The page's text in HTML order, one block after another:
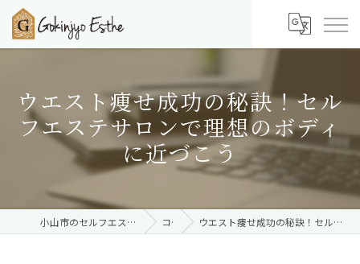
ウエスト痩せ成功の秘訣！セル
フエステサロンで理想のボディ
に近づこう
小山市のセルフエステならご近所エステ 小山店 コラム ウエスト痩せ成功の秘訣！セルフエステサロンで理想のボディに近づこう